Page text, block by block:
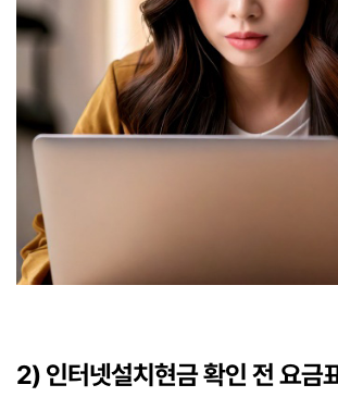
2) 인터넷설치현금 확인 전 요금